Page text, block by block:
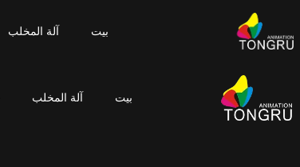
بيت آلة المخلب
بيت آلة المخلب